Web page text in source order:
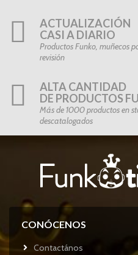
ACTUALIZACIÓN
CASI A DIARIO
Productos Funko, muñecos
revisión
ALTA CANTIDAD
DE PRODUCTOS
Más de 1000 productos en
descatalogados
CONÓCENOS
Contactános